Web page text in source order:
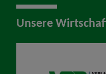
Unsere